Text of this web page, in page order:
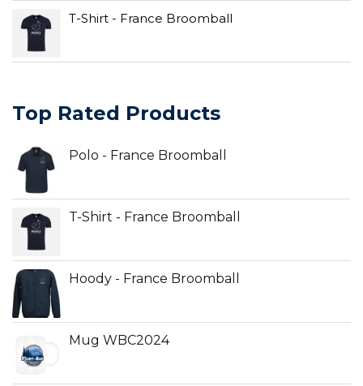
T-Shirt - France Broomball
Top Rated Products
Polo - France Broomball
T-Shirt - France Broomball
Hoody - France Broomball
Mug WBC2024